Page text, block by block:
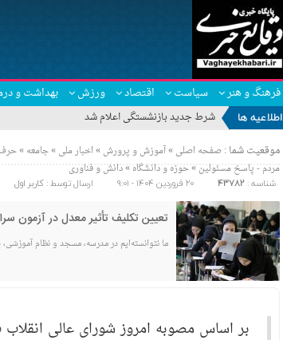
فرهنگ و هنر سیاست اقتصاد ورزش بهداشت و
اطلاعیه ها
«خبرن
موقعیت شما :صفحه اصلی»آموزش و پرورش»اخبار ملی»جامعه»
مردم - پاسخ مسئولین»حوزه و دانشگاه»دانش و فناوری
شناسه :43782 ۲۰ فروردین ۱۴۰۴ - ۹:۰۱ ارسال توسط :کاربر اول
تعیین تکلیف تأثیر معدل در آزمون
ما نتوانسته‌ایم در مدرسه، مسجد و نظام